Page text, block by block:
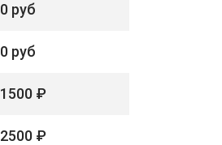
0 руб
0 руб
1500 ₽
2500 ₽